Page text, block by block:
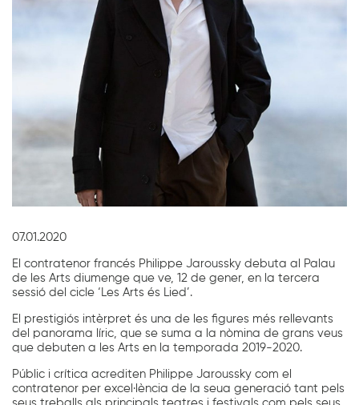
07.01.2020
El contratenor francés Philippe Jaroussky debuta al Palau
de les Arts diumenge que ve, 12 de gener, en la tercera
sessió del cicle ‘Les Arts és Lied’.
El prestigiós intèrpret és una de les figures més rellevants
del panorama líric, que se suma a la nòmina de grans veus
que debuten a les Arts en la temporada 2019-2020.
Públic i crítica acrediten Philippe Jaroussky com el
contratenor per excel·lència de la seua generació tant pels